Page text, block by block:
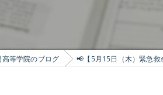
等学院のブログ 📢【5月15日（木）緊急